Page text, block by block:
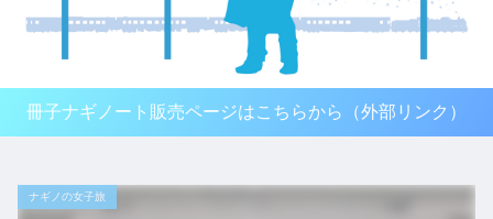
冊子ナギノート販売ページはこちらから（外部リンク）
ナギノの女子旅